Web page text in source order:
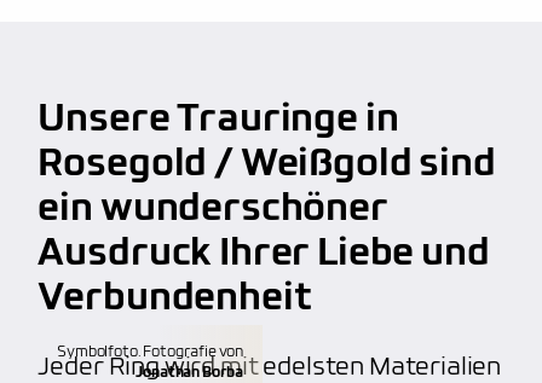
100% Nickelfrei
hoher Qualitätsstandard, unabhängig von dem
Budget
kostenfreie Weitenänderung(verkleinern,
vergrößern)
kostenfreie Aufarbeitung(polieren, mattieren)
individuelle Gravuren(Fingerabdruck, etc.)
Anfertigung von individuellen Trauringen
Unsere Trauringe in
Rosegold / Weißgold sind
ein wunderschöner
Ausdruck Ihrer Liebe und
Verbundenheit
Jeder Ring wird mit edelsten Materialien
Symbolfoto. Fotografie von
Jonathan Borba